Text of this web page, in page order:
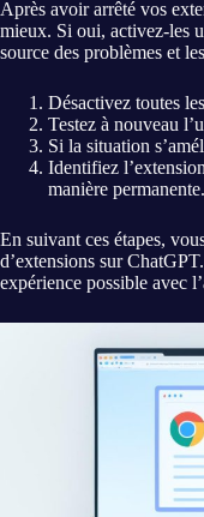
Après avoir arrêté vos
mieux. Si oui, activez-les
source des problèmes et
Désactivez toutes
Testez à nouveau
Si la situation
Identifiez
manière permanente.
En suivant ces étapes,
d’extensions sur
expérience possible avec